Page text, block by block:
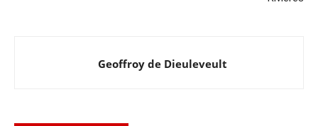
Geoffroy de Dieuleveult